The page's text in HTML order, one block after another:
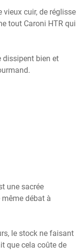
vieux cuir, de réglisse
tout Caroni HTR qui
dissipent bien et
une sacrée
débat à
le stock ne faisant
que cela coûte de